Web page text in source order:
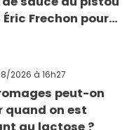
Frechon pour
2026 à 16h27
peut-on
quand on est